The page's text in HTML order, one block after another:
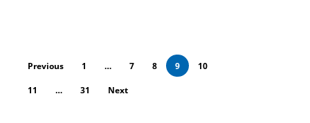
Previous 1 … 7 8 9 10
11 … 31 Next